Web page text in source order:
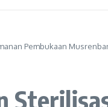
Pembukaan